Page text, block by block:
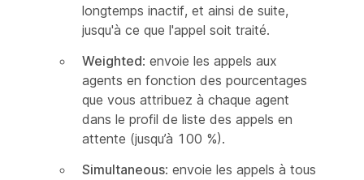
longtemps inactif, et ainsi de suite,
jusqu'à ce que l'appel soit traité.
Weighted: envoie les appels aux
agents en fonction des pourcentages
que vous attribuez à chaque agent
dans le profil de liste des appels en
attente (jusqu’à 100 %).
Simultaneous: envoie les appels à tous